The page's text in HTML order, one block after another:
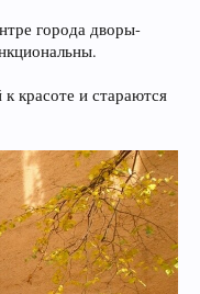
города дворы-
красоте и стараются